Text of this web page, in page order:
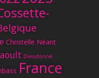
Christelle Néant
Dieudonné
France